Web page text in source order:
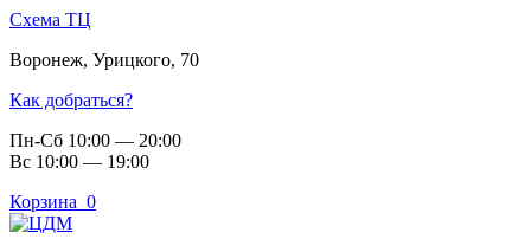
Схема ТЦ
Воронеж, Урицкого, 70
Как добраться?
Пн-Сб 10:00 — 20:00
Вс 10:00 — 19:00
Корзина 0